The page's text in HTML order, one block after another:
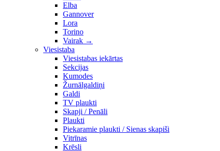
Elba
Gannover
Lora
Torino
Vairak →
Viesistaba
Viesistabas iekārtas
Sekcijas
Kumodes
Žurnālgaldiņi
Galdi
TV plaukti
Skapji / Penāli
Plaukti
Piekaramie plaukti / Sienas skapiši
Vitrīnas
Krēsli